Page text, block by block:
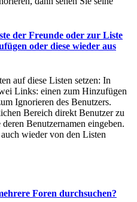
der Freunde oder zur Liste
oder diese wieder aus
auf diese Listen setzen: In
Links: einen zum Hinzufügen
Ignorieren des Benutzers.
Bereich direkt Benutzer zu
Benutzernamen eingeben.
wieder von den Listen
Foren durchsuchen?